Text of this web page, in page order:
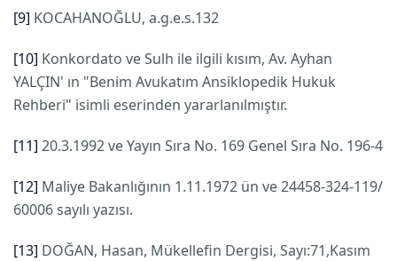
[9] KOCAHANOĞLU, a.g.e.s.132
[10] Konkordato ve Sulh ile ilgili kısım, Av. Ayhan
YALÇIN' ın "Benim Avukatım Ansiklopedik Hukuk
Rehberi" isimli eserinden yararlanılmıştır.
[11] 20.3.1992 ve Yayın Sıra No. 169 Genel Sıra No. 196-4
[12] Maliye Bakanlığının 1.11.1972 ün ve 24458-324-119/
60006 sayılı yazısı.
[13] DOĞAN, Hasan, Mükellefin Dergisi, Sayı:71,Kasım